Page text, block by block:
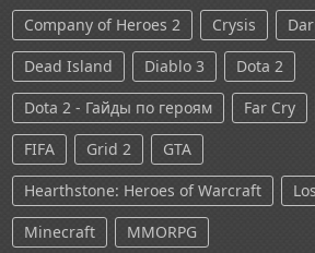
Company of Heroes 2
Crysis
Dead Island
Diablo 3
Dota 2
Dota 2 - Гайды по героям
Far Cry
FIFA
Grid 2
GTA
Hearthstone: Heroes of Warcraft
Minecraft
MMORPG